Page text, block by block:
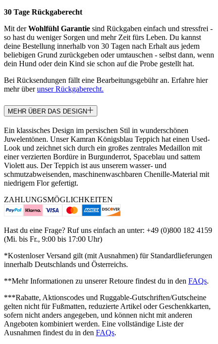
30 Tage Rückgaberecht
Mit derWohlfühl Garantie sind Rückgaben einfach und stressfrei -
so hast du weniger Sorgen und mehr Zeit fürs Leben. Du kannst
deine Bestellung innerhalb von 30 Tagen nach Erhalt aus jedem
beliebigen Grund zurückgeben oder umtauschen - selbst dann, wenn
dein Hund oder dein Kind sie schon auf die Probe gestellt hat.
Bei Rücksendungen fällt eine Bearbeitungsgebühr an. Erfahre hier
mehr überunser Rückgaberecht.
MEHR ÜBER DAS DESIGN
Ein klassisches Design im persischen Stil in wunderschönen
Juwelentönen. Unser Kamran Königsblau Teppich hat einen Used-
Look und zeichnet sich durch ein großes zentrales Medaillon mit
einer verzierten Bordüre in Burgunderrot, Spaceblau und sattem
Violett aus. Der Teppich ist aus unserem wasser- und
schmutzabweisenden, maschinenwaschbaren Chenille-Material mit
niedrigem Flor gefertigt.
ZAHLUNGSMÖGLICHKEITEN
Hast du eine Frage? Ruf uns einfach an unter: +49 (0)800 182 4159
(Mi. bis Fr., 9:00 bis 17:00 Uhr)
*Kostenloser Versand gilt (mit Ausnahmen) für Standardlieferungen
innerhalb Deutschlands und Österreichs.
**Mehr Informationen zu unserer Retoure findest du in den FAQs.
***Rabatte, Aktionscodes und Ruggable-Gutschriften/Gutscheine
gelten nicht für Fußmatten, reduzierte Artikel oder Geschenkkarten,
sofern nicht anders angegeben, und können nicht mit anderen
Angeboten kombiniert werden. Eine vollständige Liste der
Ausnahmen findest du in den FAQs.